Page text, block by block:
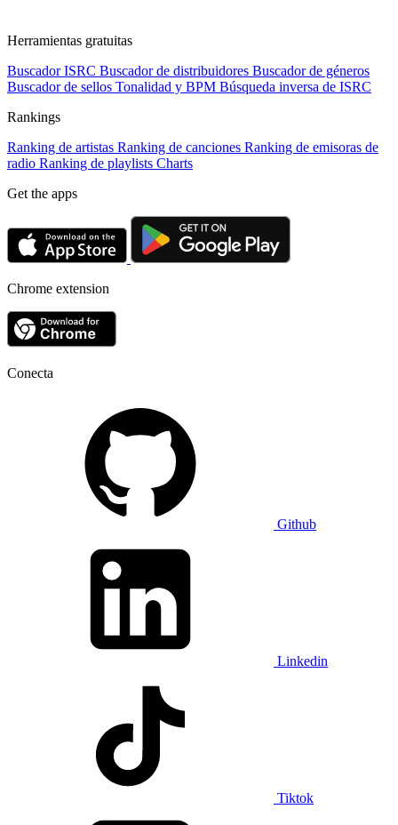
Herramientas gratuitas
Buscador ISRC Buscador de distribuidores Buscador de géneros
Buscador de sellos Tonalidad y BPM Búsqueda inversa de ISRC
Rankings
Ranking de artistas Ranking de canciones Ranking de emisoras de
radio Ranking de playlists Charts
Get the apps
Chrome extension
Conecta
Github
Linkedin
Tiktok